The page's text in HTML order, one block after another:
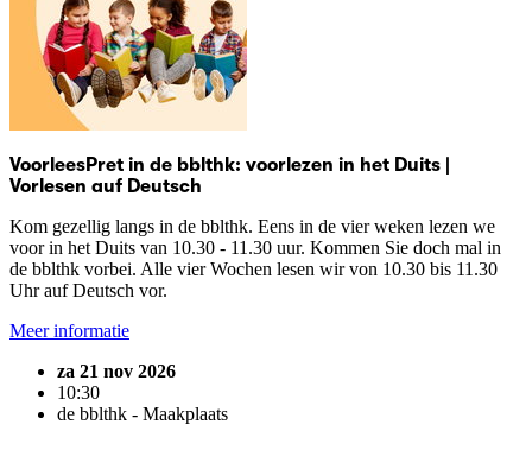
VoorleesPret in de bblthk: voorlezen in het Duits |
Vorlesen auf Deutsch
Kom gezellig langs in de bblthk. Eens in de vier weken lezen we
voor in het Duits van 10.30 - 11.30 uur. Kommen Sie doch mal in
de bblthk vorbei. Alle vier Wochen lesen wir von 10.30 bis 11.30
Uhr auf Deutsch vor.
Meer informatie
za 21 nov 2026
10:30
de bblthk - Maakplaats